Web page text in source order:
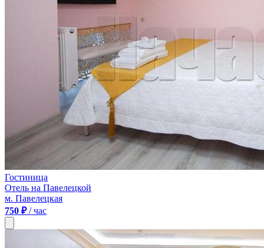
Гостиница
Отель на Павелецкой
м. Павелецкая
750 ₽/ час